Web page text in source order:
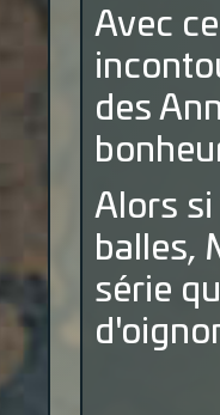
Avec
des
Alors si
balles,
série